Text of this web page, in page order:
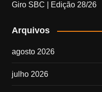
Giro SBC | Edição 28/26
Arquivos
agosto 2026
julho 2026